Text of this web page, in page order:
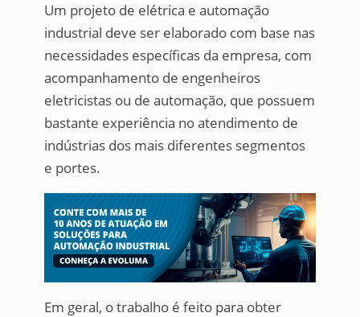
Um projeto de elétrica e automação
industrial deve ser elaborado com base nas
necessidades específicas da empresa, com
acompanhamento de engenheiros
eletricistas ou de automação, que possuem
bastante experiência no atendimento de
indústrias dos mais diferentes segmentos
e portes.
Em geral, o trabalho é feito para obter